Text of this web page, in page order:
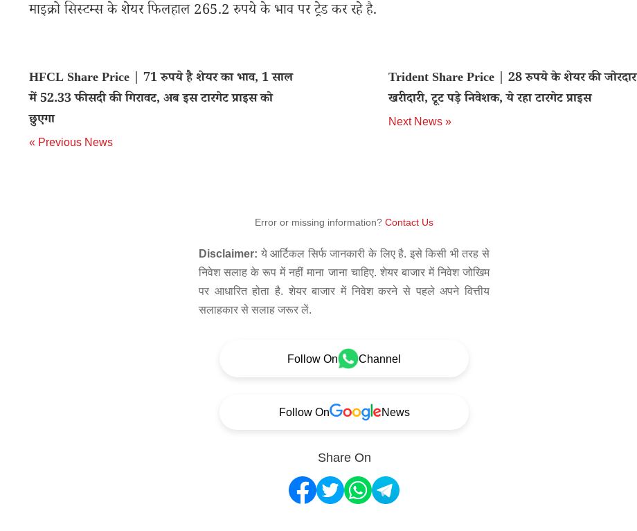
माइक्रो सिस्टम्स के शेयर फिलहाल 265.2 रुपये के भाव पर ट्रेड कर रहे है.
HFCL Share Price | 71 रुपये है शेयर का भाव, 1 साल
में 52.33 फीसदी की गिरावट, अब इस टारगेट प्राइस को
छुएगा
« Previous News
Trident Share Price | 28 रुपये के शेयर की जोरदार
खरीदारी, टूट पड़े निवेशक, ये रहा टारगेट प्राइस
Next News »
Error or missing information? Contact Us
Disclaimer: ये आर्टिकल सिर्फ जानकारी के लिए है. इसे किसी भी तरह से
निवेश सलाह के रूप में नहीं माना जाना चाहिए. शेयर बाजार में निवेश जोखिम
पर आधारित होता है. शेयर बाजार में निवेश करने से पहले अपने वित्तीय
सलाहकार से सलाह जरूर लें.
Follow On Channel
Follow On News
Share On